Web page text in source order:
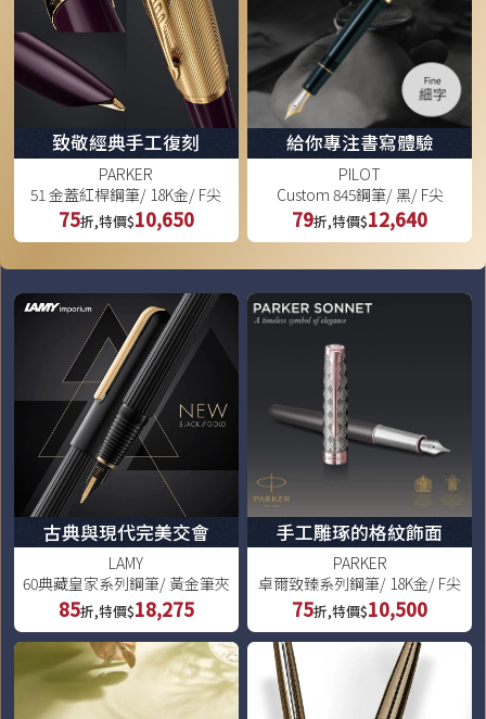
致敬經典手工復刻
PARKER
51 金蓋紅桿鋼筆/ 18K金/ F尖
75折,特價$10,650
給你專注書寫體驗
PILOT
Custom 845鋼筆/ 黑/ F尖
79折,特價$12,640
古典與現代完美交會
LAMY
60典藏皇家系列鋼筆/ 黃金筆夾
85折,特價$18,275
手工雕琢的格紋飾面
PARKER
卓爾致臻系列鋼筆/ 18K金/ F尖
75折,特價$10,500